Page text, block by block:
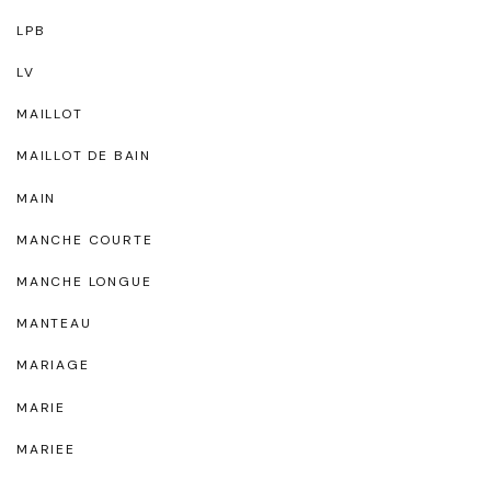
LPB
LV
MAILLOT
MAILLOT DE BAIN
MAIN
MANCHE COURTE
MANCHE LONGUE
MANTEAU
MARIAGE
MARIE
MARIEE